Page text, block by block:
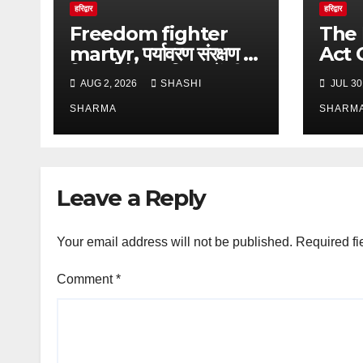
हरिद्वार
Freedom fighter
martyr, पर्यावरण संरक्षण के
लिए वृक्षारोपण अभियान में भी
भागीदार बनें स्वतंत्रता सेनानी
शहीद परिवार- जितेन्द्र रघुवंशी
AUG 2, 2026 SHASHI
SHARMA
हरिद्वार
The
Act
पॉश
और
लेने का
लिया।
JUL
Leave a Reply
Your email address will not be published. Required
Comment*